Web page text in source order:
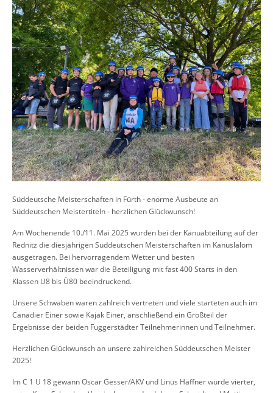
Süddeutsche Meisterschaften in Fürth - enorme Ausbeute an
Süddeutschen Meistertiteln - herzlichen Glückwunsch!
Am Wochenende 10./11. Mai 2025 wurden bei der Kanuabteilung auf der
Rednitz die diesjährigen Süddeutschen Meisterschaften im Kanuslalom
ausgetragen. Bei hervorragendem Wetter und besten
Wasserverhältnissen war die Beteiligung mit fast 400 Starts in den
Klassen U8 bis Ü80 beeindruckend.
Unsere Schwaben waren zahlreich vertreten und viele starteten auch im
Canadier Einer sowie Kajak Einer, anschließend ein Großteil der
Ergebnisse der beiden Fuggerstädter Teilnehmerinnen und Teilnehmer.
Herzlichen Glückwunsch an unsere zahlreichen Süddeutschen Meister
2025!
Im C 1 U 18 gewann Oscar Gesser/AKV und Linus Häffner wurde vierter,